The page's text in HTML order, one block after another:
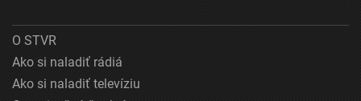
O STVR
Ako si naladiť rádiá
Ako si naladiť televíziu